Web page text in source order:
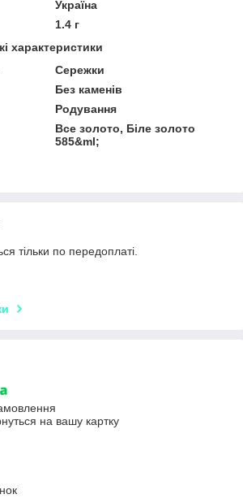
Україна
1.4 г
характеристики
Сережки
Без каменів
Родування
Все золото, Біле золото
585&ml;
тільки по передоплаті.
на вашу картку